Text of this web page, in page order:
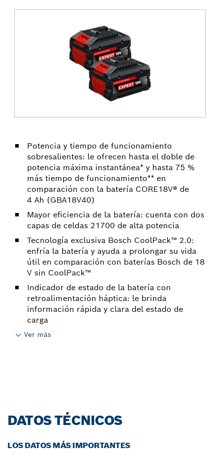
Potencia y tiempo de funcionamiento
sobresalientes: le ofrecen hasta el doble de
potencia máxima instantánea* y hasta 75 %
más tiempo de funcionamiento** en
comparación con la batería CORE18V® de
4 Ah (GBA18V40)
Mayor eficiencia de la batería: cuenta con dos
capas de celdas 21700 de alta potencia
Tecnología exclusiva Bosch CoolPack™ 2.0:
enfría la batería y ayuda a prolongar su vida
útil en comparación con baterías Bosch de 18
V sin CoolPack™
Indicador de estado de la batería con
retroalimentación háptica: le brinda
información rápida y clara del estado de
carga
Ver más
DATOS TÉCNICOS
LOS DATOS MÁS IMPORTANTES